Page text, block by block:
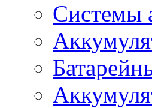
Системы